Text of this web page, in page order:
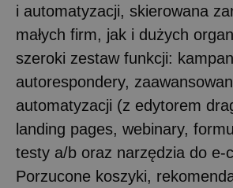
i automatyzacji, skierowana
małych firm, jak i dużych
szeroki zestaw funkcji:
autorespondery,
automatyzacji (z edytorem
landing pages, webinary,
testy a/b oraz narzędzia do e-
Porzucone koszyki,